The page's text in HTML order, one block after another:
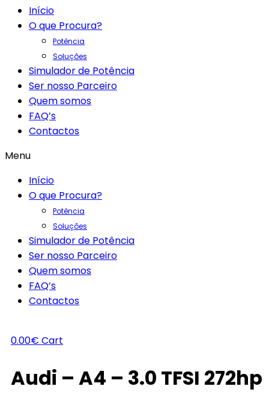
Início
O que Procura?
Potência
Soluções
Simulador de Potência
Ser nosso Parceiro
Quem somos
FAQ’s
Contactos
Menu
Início
O que Procura?
Potência
Soluções
Simulador de Potência
Ser nosso Parceiro
Quem somos
FAQ’s
Contactos
0.00€ Cart
Audi – A4 – 3.0 TFSI 272hp